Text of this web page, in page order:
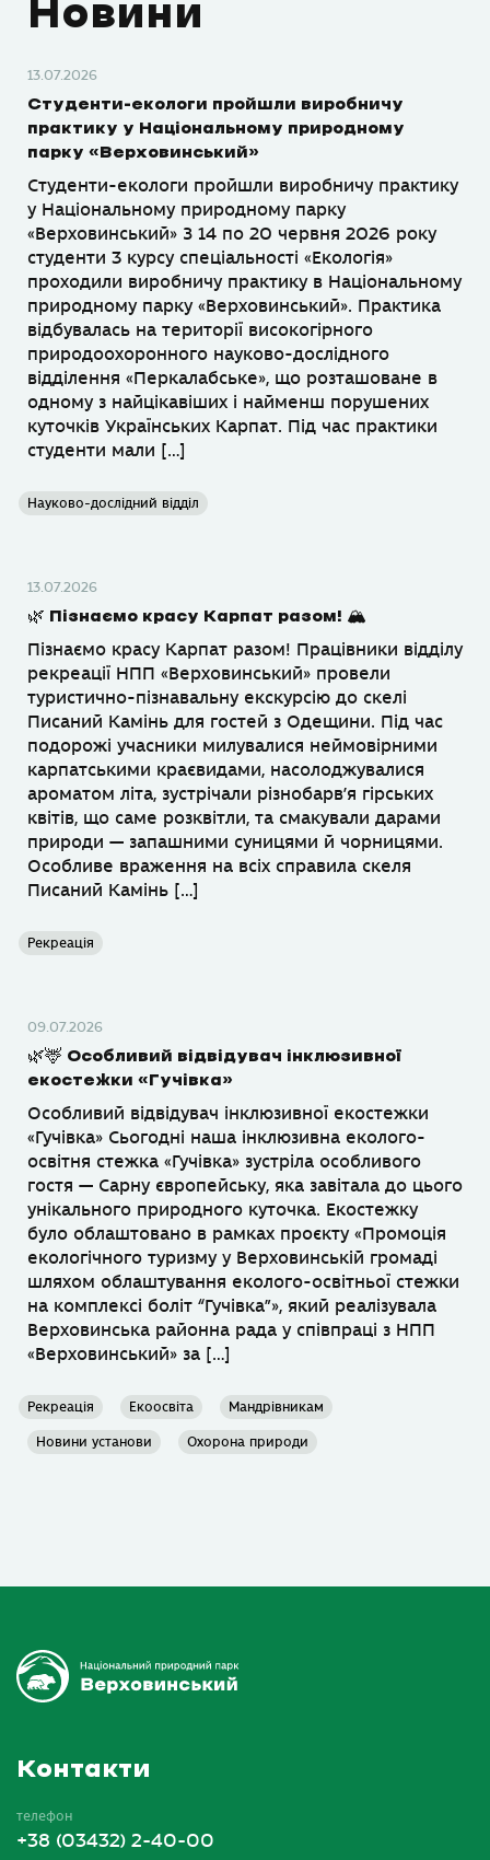
Новини
13.07.2026
Студенти-екологи пройшли виробничу
практику у Національному природному
парку «Верховинський»
Студенти-екологи пройшли виробничу практику
у Національному природному парку
«Верховинський» З 14 по 20 червня 2026 року
студенти 3 курсу спеціальності «Екологія»
проходили виробничу практику в Національному
природному парку «Верховинський». Практика
відбувалась на території високогірного
природоохоронного науково-дослідного
відділення «Перкалабське», що розташоване в
одному з найцікавіших і найменш порушених
куточків Українських Карпат. Під час практики
студенти мали […]
Науково-дослідний відділ
13.07.2026
🌿 Пізнаємо красу Карпат разом! 🏔
Пізнаємо красу Карпат разом! Працівники відділу
рекреації НПП «Верховинський» провели
туристично-пізнавальну екскурсію до скелі
Писаний Камінь для гостей з Одещини. Під час
подорожі учасники милувалися неймовірними
карпатськими краєвидами, насолоджувалися
ароматом літа, зустрічали різнобарв’я гірських
квітів, що саме розквітли, та смакували дарами
природи — запашними суницями й чорницями.
Особливе враження на всіх справила скеля
Писаний Камінь […]
Рекреація
09.07.2026
🌿🦌 Особливий відвідувач інклюзивної
екостежки «Гучівка»
Особливий відвідувач інклюзивної екостежки
«Гучівка» Сьогодні наша інклюзивна еколого-
освітня стежка «Гучівка» зустріла особливого
гостя — Сарну європейську, яка завітала до цього
унікального природного куточка. Екостежку
було облаштовано в рамках проєкту «Промоція
екологічного туризму у Верховинській громаді
шляхом облаштування еколого-освітньої стежки
на комплексі боліт “Гучівка”», який реалізувала
Верховинська районна рада у співпраці з НПП
«Верховинський» за […]
Рекреація Екоосвіта Мандрівникам
Новини установи Охорона природи
Контакти
телефон
+38 (03432) 2-40-00